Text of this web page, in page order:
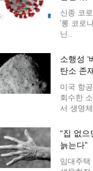
신종 코
'롱 코로
닌..
소행성 ‘
탄소 존
미국 항
회수한
서 생명
“집 없
늙는다”
임대주